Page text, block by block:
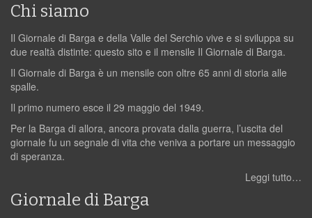
Chi siamo
Il Giornale di Barga e della Valle del Serchio vive e si sviluppa su
due realtà distinte: questo sito e il mensile Il Giornale di Barga.
Il Giornale di Barga è un mensile con oltre 65 anni di storia alle
spalle.
Il primo numero esce il 29 maggio del 1949.
Per la Barga di allora, ancora provata dalla guerra, l’uscita del
giornale fu un segnale di vita che veniva a portare un messaggio
di speranza.
Leggi tutto…
Giornale di Barga